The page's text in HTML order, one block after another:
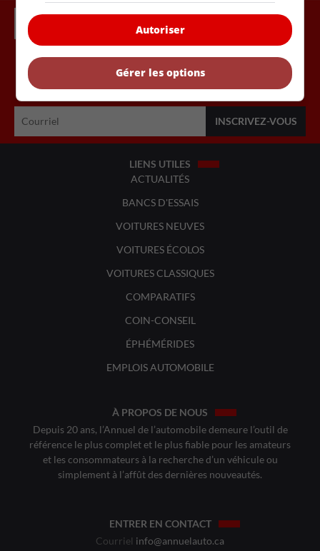
Inscrivez vous à l'infolettre.
LIENS UTILES
ACTUALITÉS
BANCS D'ESSAIS
VOITURES NEUVES
VOITURES ÉCOLOS
VOITURES CLASSIQUES
COMPARATIFS
COIN-CONSEIL
ÉPHÉMÉRIDES
EMPLOIS AUTOMOBILE
À PROPOS DE NOUS
Depuis 20 ans, l’Annuel de l’automobile demeure l’outil de
référence le plus complet et le plus fiable pour les amateurs
et les consommateurs à la recherche d’un véhicule ou
simplement à l’affût des dernières nouveautés.
ENTRER EN CONTACT
Courriel info@annuelauto.ca
Autoriser
Gérer les options